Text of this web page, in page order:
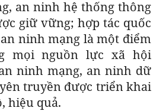
an ninh hệ thống thông
giữ vững; hợp tác quốc
ninh mạng là một điểm
mọi nguồn lực xã hội
ninh mạng, an ninh dữ
truyền được triển khai
hiệu quả.